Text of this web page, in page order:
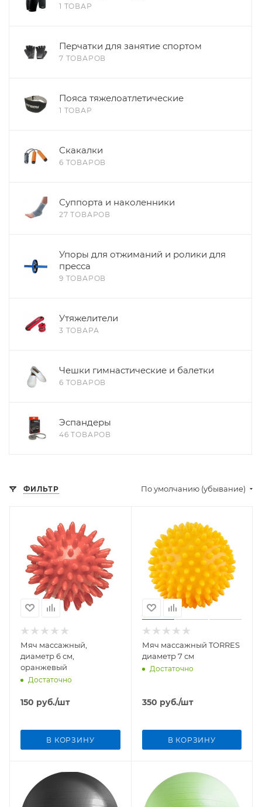
1 ТОВАР
Перчатки для занятие спортом
7 ТОВАРОВ
Пояса тяжелоатлетические
1 ТОВАР
Скакалки
6 ТОВАРОВ
Суппорта и наколенники
27 ТОВАРОВ
Упоры для отжиманий и ролики для
пресса
9 ТОВАРОВ
Утяжелители
3 ТОВАРА
Чешки гимнастические и балетки
6 ТОВАРОВ
Эспандеры
46 ТОВАРОВ
ФИЛЬТР По умолчанию (убывание)
Мяч массажный,
диаметр 6 см,
оранжевый
Достаточно
150 руб./шт
В КОРЗИНУ
Мяч массажный TORRES
диаметр 7 см
Достаточно
350 руб./шт
В КОРЗИНУ